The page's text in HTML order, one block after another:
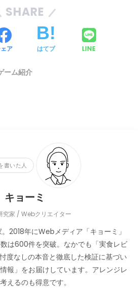
SHARE
ア はてブ LINE
ーム紹介
書いた人
キョーミ
究家 / Webクリエイター
2018年にWebメディア「キョーミ」
は600件を突破。なかでも「実食レビ
度なしの本音と徹底した検証に基づい
報」をお届けしています。アレンジレ
えるのも得意です。